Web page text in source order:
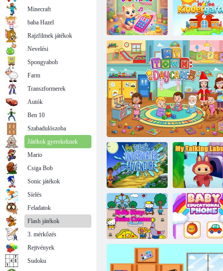
Cukorkaprosó
Aranyos baba
telefon
Wolfoos Óvoda
Az én városom napközi
Hajrá Diego Go!
Diego víz alatti
kalandja
Beszélő Labubu
Hello Kitty: A
Baba oktatási
Minecraft
baba Hazel
Rajzfilmek játékok
Nevelési
Spongyabob
Farm
Transzformerek
Autók
Ben 10
Szabadulószoba
Játékok gyerekeknek
Mario
Csiga Bob
Sonic játékok
Síelés
Feladatok
Flash játékok
3. mérkőzés
Rejtvények
Sudoku